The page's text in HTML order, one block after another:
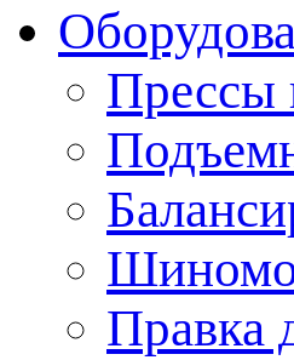
Прессы
Правка